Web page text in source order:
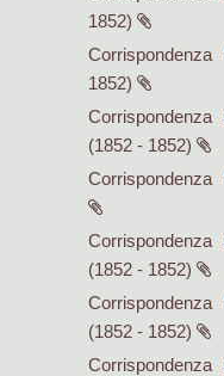
1852)
Corrispondenza
1852)
Corrispondenza
(1852 - 1852)
Corrispondenza
Corrispondenza
(1852 - 1852)
Corrispondenza
(1852 - 1852)
Corrispondenza